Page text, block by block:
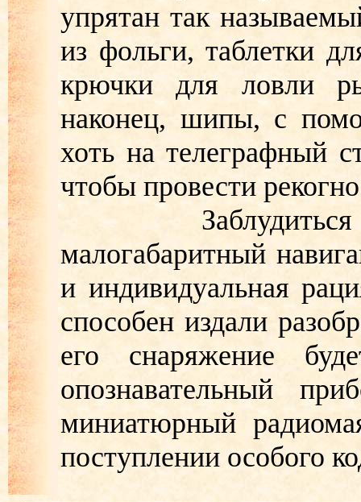
упрятан так
из фольги, таблетки
крючки для ловли
наконец, шипы, с
хоть на телеграфный
чтобы провести
Заблудиться
малогабаритный
и индивидуальная
способен издали
его снаряжение
опознавательный
миниатюрный
поступлении особого